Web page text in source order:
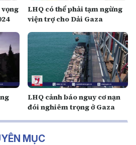
LHQ có thể phải tạm ngừng
viện trợ cho Dải Gaza
LHQ cảnh báo nguy cơ nạn
đói nghiêm trọng ở Gaza
MỤC